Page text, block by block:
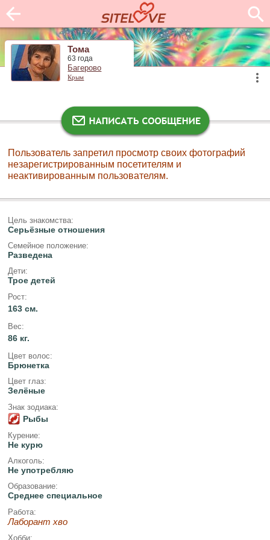
Тома
63 года
Багерово
Крым
Пользователь запретил просмотр своих фотографий
незарегистрированным посетителям и
неактивированным пользователям.
Цель знакомства:
Серьёзные отношения
Семейное положение:
Разведена
Дети:
Трое детей
Рост:
163 см.
Вес:
86 кг.
Цвет волос:
Брюнетка
Цвет глаз:
Зелёные
Знак зодиака:
Рыбы
Курение:
Не курю
Алкоголь:
Не употребляю
Образование:
Среднее специальное
Работа:
Лаборант хво
Хобби: